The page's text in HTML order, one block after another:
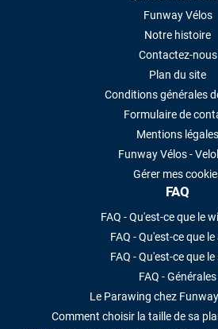
Funway Vélos
Notre histoire
Contactez-nous
Plan du site
Conditions générales
Formulaire de
Mentions légales
Funway Vélos -
Gérer mes
FAQ
FAQ - Qu'est-ce que le
FAQ - Qu'est-ce que le
FAQ - Qu'est-ce que
FAQ - Générales
Le Parawing chez
Comment choisir la taille de sa